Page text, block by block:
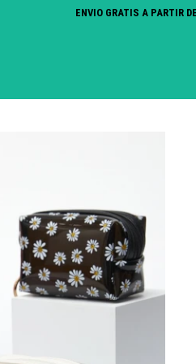
ENVIO GRATIS A PARTIR